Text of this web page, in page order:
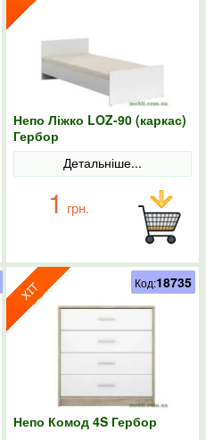
Непо Ліжко LOZ-90 (каркас)
Гербор
Детальніше...
1 грн.
Непо Комод 4S Гербор
Код:18735